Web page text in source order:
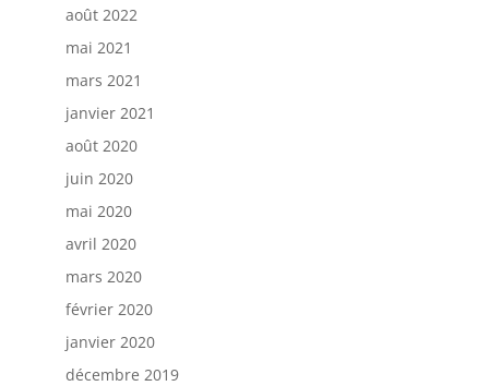
août 2022
mai 2021
mars 2021
janvier 2021
août 2020
juin 2020
mai 2020
avril 2020
mars 2020
février 2020
janvier 2020
décembre 2019